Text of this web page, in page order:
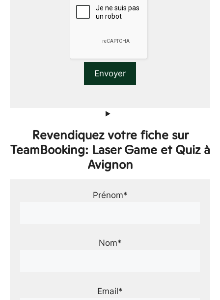
Revendiquez votre fiche sur
TeamBooking: Laser Game et Quiz à
Avignon
Prénom*
Nom*
Email*